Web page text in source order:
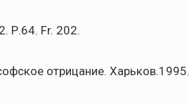
Р.64. Fr. 202.
отрицание.